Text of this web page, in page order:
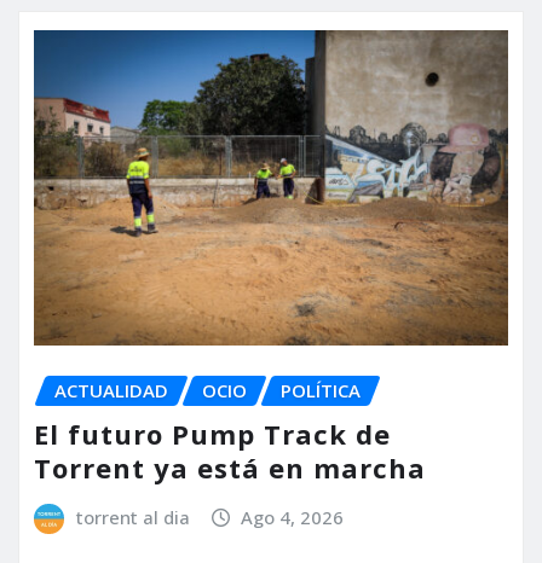
ACTUALIDAD OCIO POLÍTICA
El futuro Pump Track de
Torrent ya está en marcha
torrent al dia Ago 4, 2026